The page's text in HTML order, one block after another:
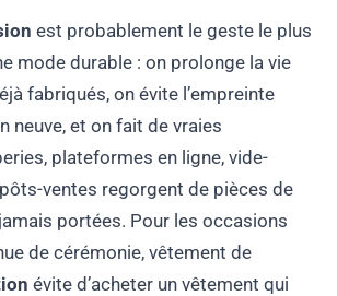
est probablement le geste le plus
mode durable : on prolonge la vie
fabriqués, on évite l’empreinte
neuve, et on fait de vraies
plateformes en ligne, vide-
ventes regorgent de pièces de
portées. Pour les occasions
de cérémonie, vêtement de
évite d’acheter un vêtement qui